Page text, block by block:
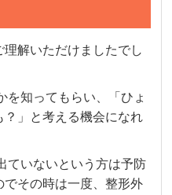
解いただけましたでし
を知ってもらい、「ひょ
？」と考える機会になれ
ていないという方は予防
でその時は一度、整形外